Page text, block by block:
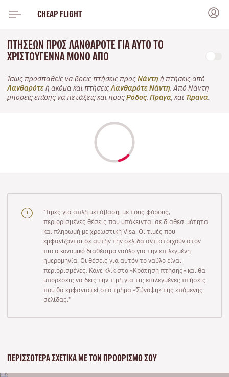
CHEAP FLIGHT
ΠΤΉΣΕΩΝ ΠΡΟΣ ΛΑΝΘΑΡΌΤΕ ΓΙΑ ΑΥΤΌ ΤΟ
ΧΡΙΣΤΟΎΓΕΝΝΑ ΜΌΝΟ ΑΠΌ
Ίσως προσπαθείς να βρεις πτήσεις προς Νάντη ή πτήσεις από
Λανθαρότε ή ακόμα και πτήσεις Λανθαρότε Νάντη . Από Νάντη
μπορείς επίσης να πετάξεις και προς Ρόδος Πράγα , και Τίρανα
"Τιμές για απλή μετάβαση, με τους φόρους,
περιορισμένες θέσεις που υπόκεινται σε διαθεσιμότητα
και πληρωμή με χρεωστική Visa. Οι τιμές που
εμφανίζονται σε αυτήν την σελίδα αντιστοιχούν στον
πιο οικονομικό διαθέσιμο ναύλο για την επιλεγμένη
ημερομηνία. Οι θέσεις για αυτόν το ναύλο είναι
περιορισμένες. Κάνε κλικ στο «Κράτηση πτήσης» και θα
μπορέσεις να δεις την τιμή για τις επιλεγμένες πτήσεις
που θα εμφανιστεί στο τμήμα «Σύνοψη» της επόμενης
σελίδας."
ΠΕΡΙΣΣΌΤΕΡΑ ΣΧΕΤΙΚΆ ΜΕ ΤΟΝ ΠΡΟΟΡΙΣΜΌ ΣΟΥ